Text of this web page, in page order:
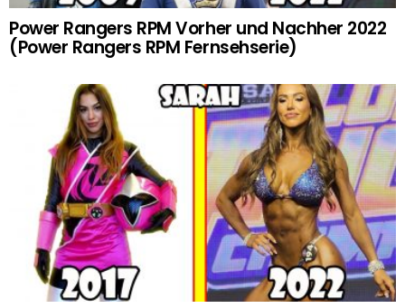
Power Rangers RPM Vorher und Nachher 2022
(Power Rangers RPM Fernsehserie)